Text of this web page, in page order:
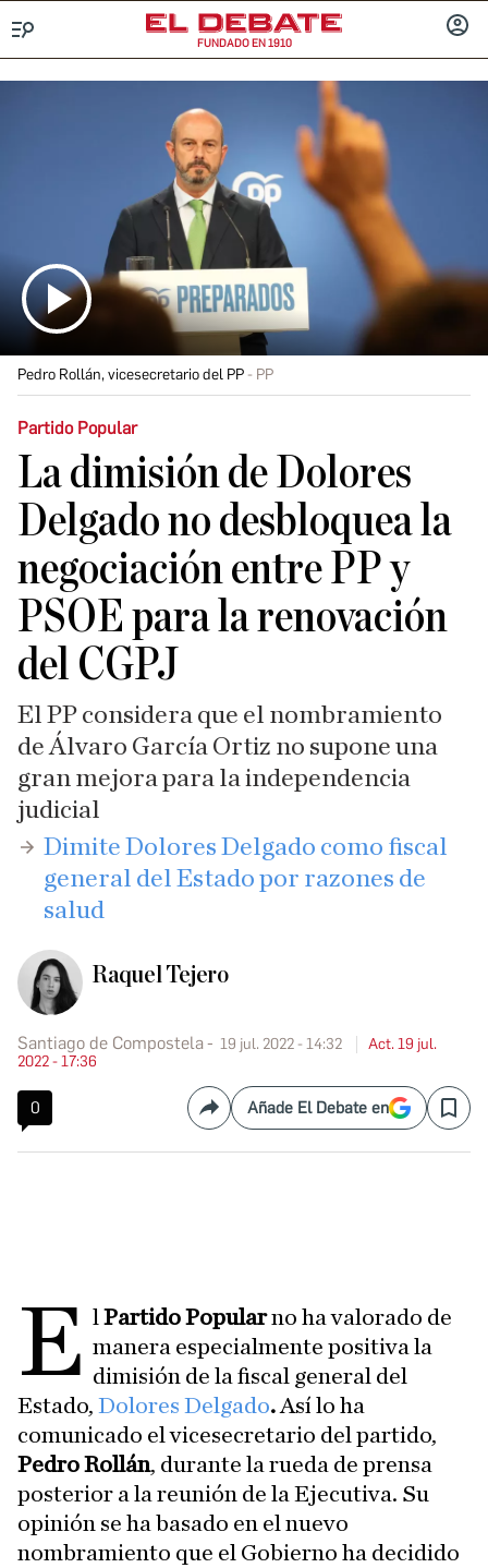
FUNDADO EN 1910
Pedro Rollán, vicesecretario del PP PP
Partido Popular
La dimisión de Dolores
Delgado no desbloquea la
negociación entre PP y
PSOE para la renovación
del CGPJ
El PP considera que el nombramiento
de Álvaro García Ortiz no supone una
gran mejora para la independencia
judicial
​Dimite Dolores Delgado como fiscal
general del Estado por razones de
salud
Raquel Tejero
Santiago de Compostela 19 jul. 2022 - 14:32
Act. 19 jul.
2022 - 17:36
0 CompartirAñade El Debate en Save
E lPartido Popularno ha valorado de
manera especialmente positiva la
dimisión de la fiscal general del
Estado, Dolores Delgado. Así lo ha
comunicado el vicesecretario del partido,
Pedro Rollán, durante la rueda de prensa
posterior a la reunión de la Ejecutiva. Su
opinión se ha basado en el nuevo
nombramiento que el Gobierno ha decidido